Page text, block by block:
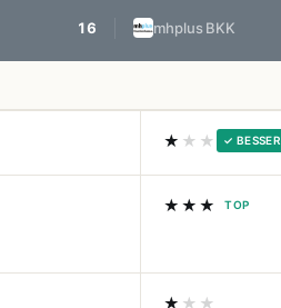
16 mhplus BKK
★ ★★ ✓ BESSER
★★★ TOP
★ ★★